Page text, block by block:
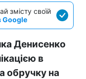
змісту своїй
Google
Денисенко
в
обручку на